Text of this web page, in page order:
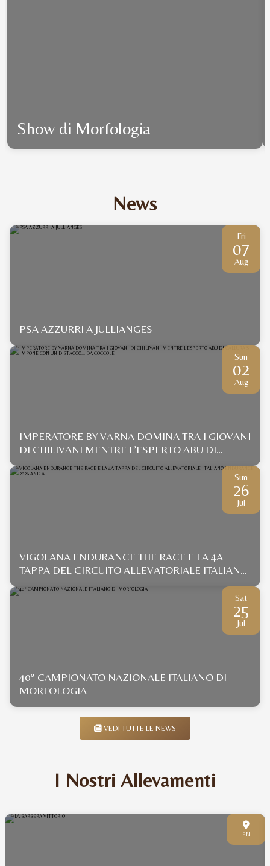
Show di Morfologia
News
Fri
07
Aug
PSA AZZURRI A JULLIANGES
Sun
02
Aug
IMPERATORE BY VARNA DOMINA TRA I GIOVANI
DI CHILIVANI MENTRE L’ESPERTO ABU DI
GALLURA SI IMPONE CON UN DISTACCO... DA
COCCOLE
Sun
26
Jul
VIGOLANA ENDURANCE THE RACE E LA 4A
TAPPA DEL CIRCUITO ALLEVATORIALE ITALIANO
Sat
25
Jul
40° CAMPIONATO NAZIONALE ITALIANO DI
MORFOLOGIA
VEDI TUTTE LE NEWS
I Nostri Allevamenti
EN